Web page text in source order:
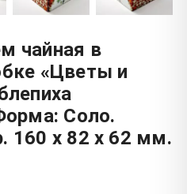
чайная в
«Цветы и
Соло.
160 x 82 x 62 мм.